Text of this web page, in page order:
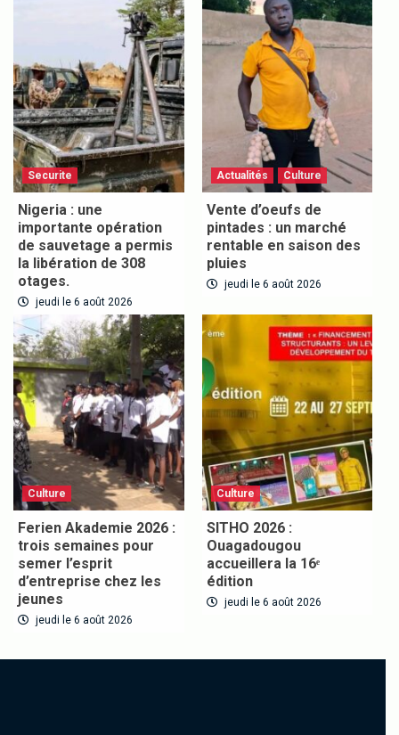
Securite
Nigeria : une
importante opération
de sauvetage a permis
la libération de 308
otages.
jeudi le 6 août 2026
Actualités Culture
Vente d’oeufs de
pintades : un marché
rentable en saison des
pluies
jeudi le 6 août 2026
Culture
Ferien Akademie 2026 :
trois semaines pour
semer l’esprit
d’entreprise chez les
jeunes
jeudi le 6 août 2026
Culture
SITHO 2026 :
Ouagadougou
accueillera la 16ᵉ
édition
jeudi le 6 août 2026